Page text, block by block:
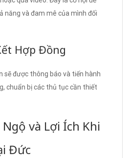
năng và đam mê của mình đối
Hợp Đồng
sẽ được thông báo và tiến hành
chuẩn bị các thủ tục cần thiết
và Lợi Ích Khi
Đức